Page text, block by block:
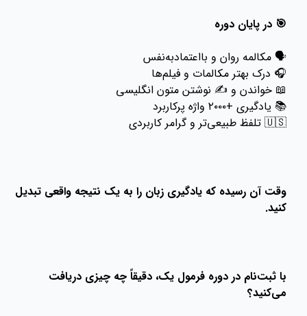
🎯 در پایان دوره
🗣 مکالمه روان و بااعتمادبه‌نفس
🎧 درک بهتر مکالمات و فیلم‌ها
📖 خواندن و ✍️ نوشتن متون انگلیسی
📚 یادگیری +۲۰۰۰ واژه پرکاربرد
🇺🇸 تلفظ طبیعی‌تر و گرامر کاربردی
وقت آن رسیده که یادگیری زبان را به یک نتیجه واقعی تبدیل
کنید.
با ثبت‌نام در دوره فرمول یک، دقیقاً چه چیزی دریافت
می‌کنید؟